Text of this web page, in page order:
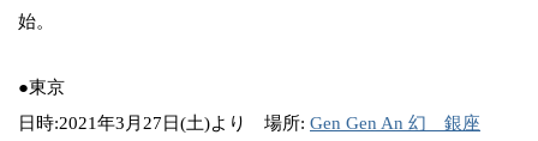
始。
●東京
日時:2021年3月27日(土)より 場所: Gen Gen An 幻 銀座